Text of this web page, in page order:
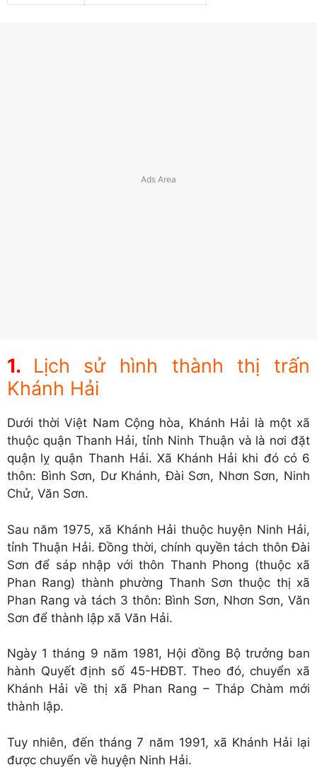
Lịch sử hình thành thị trấn
Khánh Hải
Dưới thời Việt Nam Cộng hòa, Khánh Hải là một xã
thuộc quận Thanh Hải, tỉnh Ninh Thuận và là nơi đặt
quận lỵ quận Thanh Hải. Xã Khánh Hải khi đó có 6
thôn: Bình Sơn, Dư Khánh, Đài Sơn, Nhơn Sơn, Ninh
Chử, Văn Sơn.
Sau năm 1975, xã Khánh Hải thuộc huyện Ninh Hải,
tỉnh Thuận Hải. Đồng thời, chính quyền tách thôn Đài
Sơn để sáp nhập với thôn Thanh Phong (thuộc xã
Phan Rang) thành phường Thanh Sơn thuộc thị xã
Phan Rang và tách 3 thôn: Bình Sơn, Nhơn Sơn, Văn
Sơn để thành lập xã Văn Hải.
Ngày 1 tháng 9 năm 1981, Hội đồng Bộ trưởng ban
hành Quyết định số 45-HĐBT. Theo đó, chuyển xã
Khánh Hải về thị xã Phan Rang – Tháp Chàm mới
thành lập.
Tuy nhiên, đến tháng 7 năm 1991, xã Khánh Hải lại
được chuyển về huyện Ninh Hải.